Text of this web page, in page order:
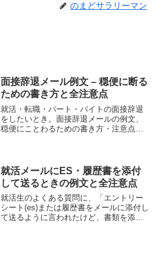
のまどサラリーマン
面接辞退メール例文 – 穏便に断る
ための書き方と全注意点
就活・転職・パート・バイトの面接辞退
をしたいとき。面接辞退メールの例文、
穏便にことわるための書き方・注意点を
いメールになります。面接...
就活メールにES・履歴書を添付
して送るときの例文と全注意点
就活生のよくある質問に、「エントリー
シート(es)または履歴書をメールに添付し
て送るように言われたけど、書類を添付